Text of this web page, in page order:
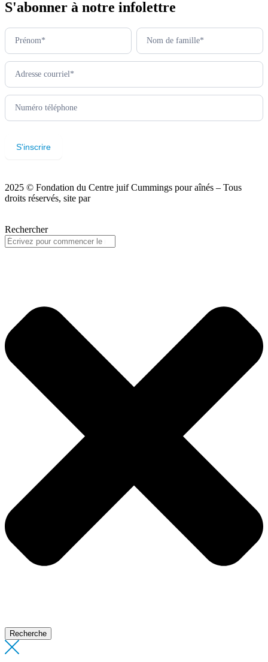
S'abonner à notre infolettre
Newsletter
footer
(fr)
S'inscrire
2025 © Fondation du Centre juif Cummings pour aînés – Tous
droits réservés, site par
Rechercher
Recherche